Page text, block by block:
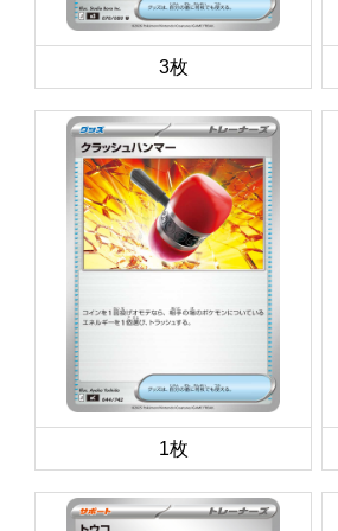
3枚
1枚